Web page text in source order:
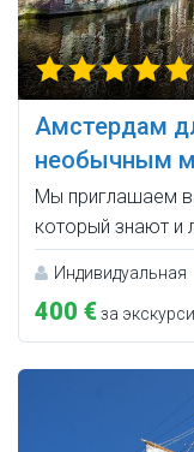
Амстердам
необычным
Мы приглашаем
который знают и
Индивидуальная
400 €за